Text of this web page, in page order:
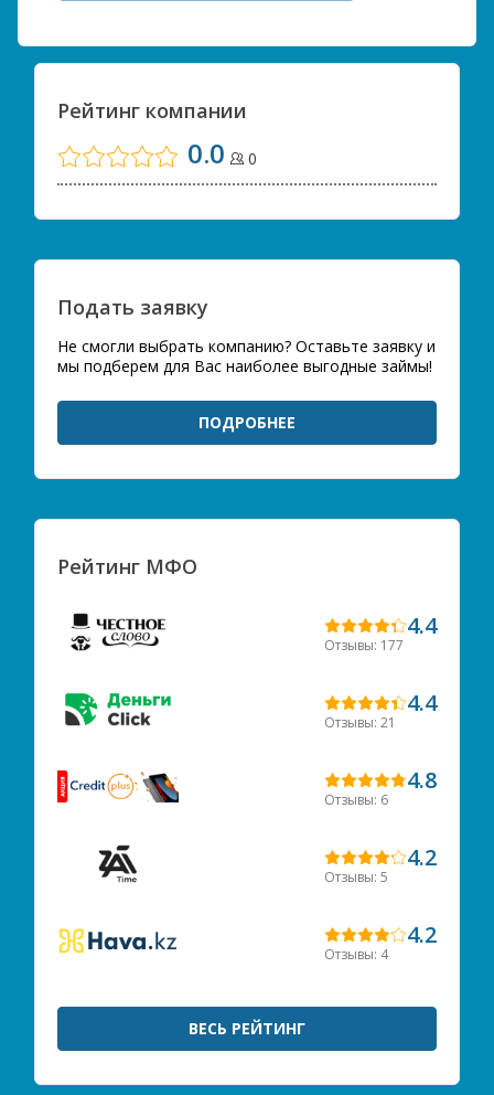
Рейтинг компании
0.0 0
Подать заявку
Не смогли выбрать компанию? Оставьте заявку и
мы подберем для Вас наиболее выгодные займы!
ПОДРОБНЕЕ
Рейтинг МФО
4.4
Отзывы: 177
4.4
Отзывы: 21
4.8
Отзывы: 6
4.2
Отзывы: 5
4.2
Отзывы: 4
ВЕСЬ РЕЙТИНГ